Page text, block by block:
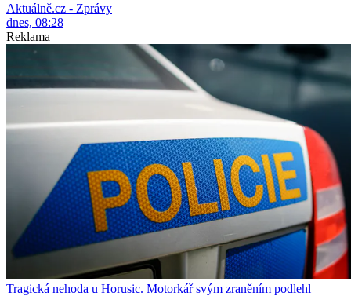
Aktuálně.cz - Zprávy
dnes, 08:28
Reklama
Tragická nehoda u Horusic. Motorkář svým zraněním podlehl